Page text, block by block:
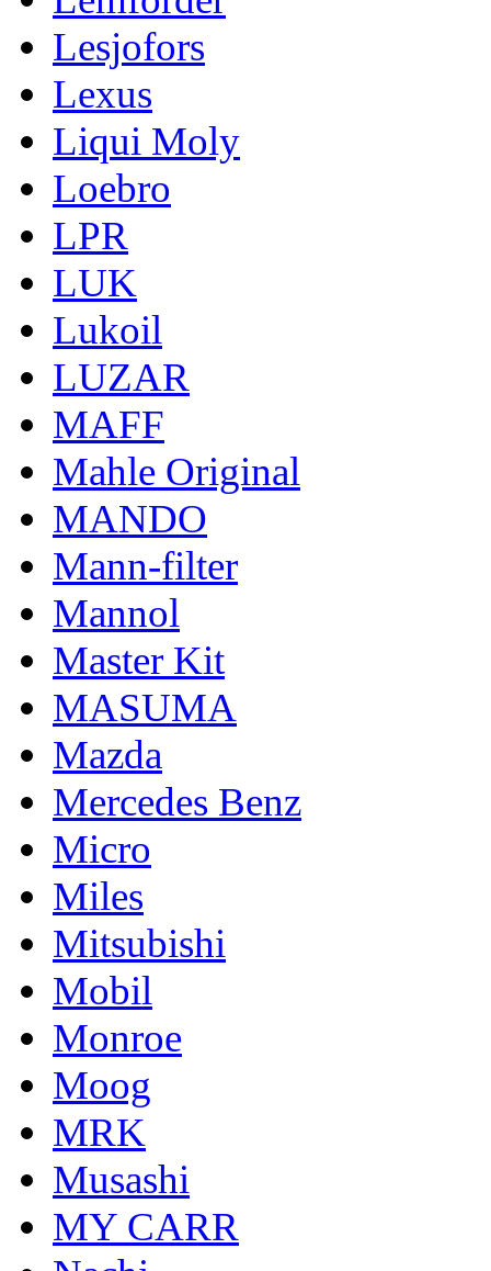
Lesjofors
Lexus
Liqui Moly
Loebro
LPR
LUK
Lukoil
LUZAR
MAFF
Mahle Original
MANDO
Mann-filter
Mannol
Master Kit
MASUMA
Mazda
Mercedes Benz
Micro
Miles
Mitsubishi
Mobil
Monroe
Moog
MRK
Musashi
MY CARR